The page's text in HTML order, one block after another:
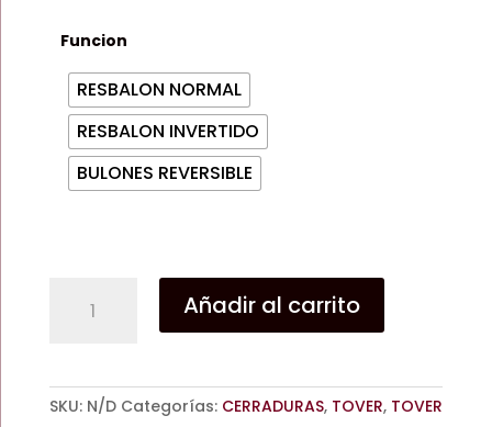
Funcion
RESBALON NORMAL
RESBALON INVERTIDO
BULONES REVERSIBLE
TOVER
SEGURIDAD
2F6
Añadir al carrito
SKU: N/D Categorías: CERRADURAS, TOVER, TOVER